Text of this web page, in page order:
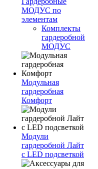
МОДУС по
элементам
Комплекты
гардеробной
МОДУС
Модульная
гардеробная
Комфорт
Модули
гардеробной Лайт
с LED подсветкой